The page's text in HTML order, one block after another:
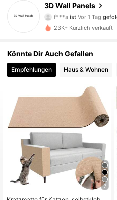
3D Wall Panels
f***aistVor 1 Tag
4,81
539 Follower
4,81
539 Follower
539 Follower
4,81 539 Follower
4,81 539 Follower
539 Follower
23K+ Kürzlich verkauft
Könnte Dir Auch Gefallen
Empfehlungen Haus & Wohnen
7